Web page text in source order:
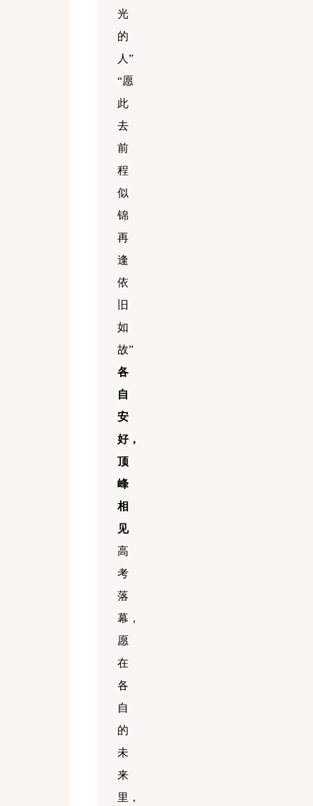
光
的
人”
“愿
此
去
前
程
似
锦
再
逢
依
旧
如
故”
各
自
安
好，
顶
峰
相
见
高
考
落
幕，
愿
在
各
自
的
未
来
里，